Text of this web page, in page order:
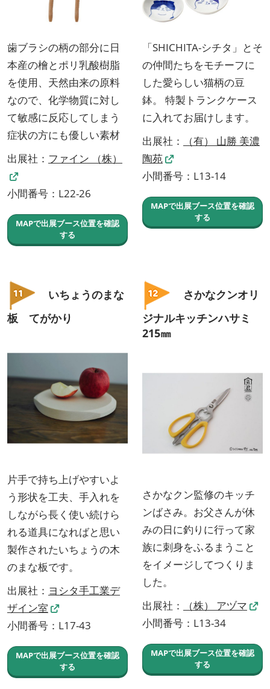
歯ブラシの柄の部分に日
本産の檜とポリ乳酸樹脂
を使用、天然由来の原料
なので、化学物質に対し
て敏感に反応してしまう
症状の方にも優しい素材
出展社： ファイン （株）
小間番号：L22-26
MAPで出展ブース位置を確認
する
「SHICHITA-シチタ」とそ
の仲間たちをモチーフに
した愛らしい猫柄の豆
鉢。 特製トランクケース
に入れてお届けします。
出展社：
（有） 山勝 美濃
陶苑
小間番号：L13-14
MAPで出展ブース位置を確認
する
いちょうのまな
板 てがかり
片手で持ち上げやすいよ
う形状を工夫、手入れを
しながら長く使い続けら
れる道具になればと思い
製作されたいちょうの木
のまな板です。
出展社： ヨシタ手工業デ
ザイン室
小間番号：L17-43
MAPで出展ブース位置を確認
する
さかなクンオリ
ジナルキッチンハサミ
215㎜
さかなクン監修のキッチ
ンばさみ。お父さんが休
みの日に釣りに行って家
族に刺身をふるまうこと
をイメージしてつくりま
した。
出展社：
（株） アヅマ
小間番号：L13-34
MAPで出展ブース位置を確認
する